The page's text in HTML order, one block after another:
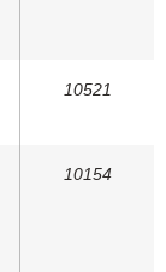
10521
10154